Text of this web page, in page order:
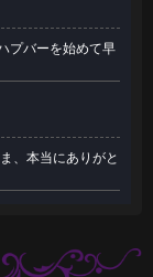
プバーを始めて早
、本当にありがと
2等 7274 3等